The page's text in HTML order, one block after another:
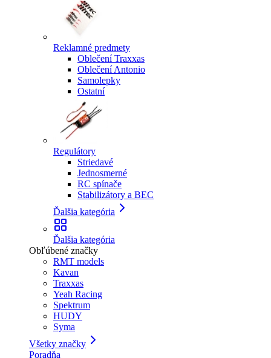
Reklamné predmety
Oblečení Traxxas
Oblečení Antonio
Samolepky
Ostatní
Regulátory
Striedavé
Jednosmerné
RC spínače
Stabilizátory a BEC
Ďalšia kategória
Ďalšia kategória
Obľúbené značky
RMT models
Kavan
Traxxas
Yeah Racing
Spektrum
HUDY
Syma
Všetky značky
Poradňa